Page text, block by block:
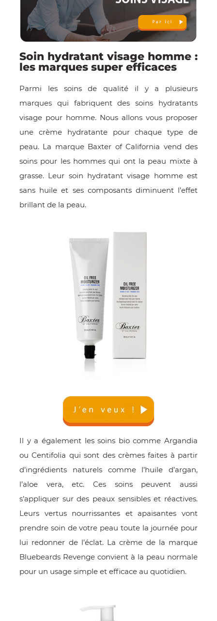
Soin hydratant visage homme :
les marques super efficaces
Parmi les soins de qualité il y a plusieurs
marques qui fabriquent des soins hydratants
visage pour homme. Nous allons vous proposer
une crème hydratante pour chaque type de
peau. La marque Baxter of California vend des
soins pour les hommes qui ont la peau mixte à
grasse. Leur soin hydratant visage homme est
sans huile et ses composants diminuent l’effet
brillant de la peau.
Il y a également les soins bio comme Argandia
ou Centifolia qui sont des crèmes faites à partir
d’ingrédients naturels comme l’huile d’argan,
l’aloe vera, etc. Ces soins peuvent aussi
s’appliquer sur des peaux sensibles et réactives.
Leurs vertus nourrissantes et apaisantes vont
prendre soin de votre peau toute la journée pour
lui redonner de l’éclat. La crème de la marque
Bluebeards Revenge convient à la peau normale
pour un usage simple et efficace au quotidien.